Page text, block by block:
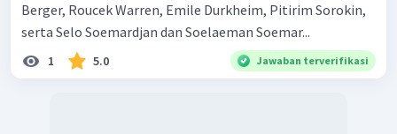
Berger, Roucek Warren, Emile Durkheim, Pitirim Sorokin,
serta Selo Soemardjan dan Soelaeman Soemar...
1 5.0 Jawaban terverifikasi